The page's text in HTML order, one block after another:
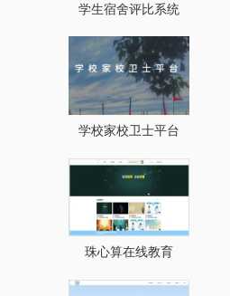
学生宿舍评比系统
学校家校卫士平台
珠心算在线教育